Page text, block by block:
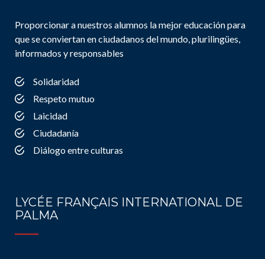
Proporcionar a nuestros alumnos la mejor educación para
que se conviertan en ciudadanos del mundo, plurilingües,
informados y responsables
Solidaridad
Respeto mutuo
Laicidad
Ciudadanía
Diálogo entre culturas
LYCÉE FRANÇAIS INTERNATIONAL DE
PALMA